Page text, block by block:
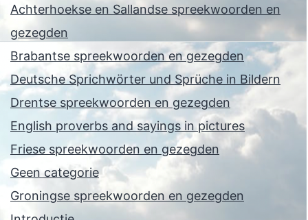
Achterhoekse en Sallandse spreekwoorden en
gezegden
Brabantse spreekwoorden en gezegden
Deutsche Sprichwörter und Sprüche in Bildern
Drentse spreekwoorden en gezegden
English proverbs and sayings in pictures
Friese spreekwoorden en gezegden
Geen categorie
Groningse spreekwoorden en gezegden